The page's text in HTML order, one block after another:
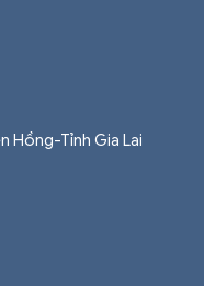
Hồng-Tỉnh Gia Lai